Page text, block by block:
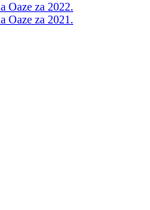
Oaze za 2022.
Oaze za 2021.